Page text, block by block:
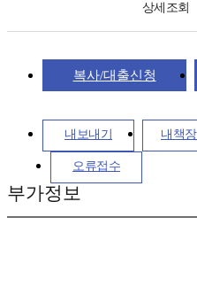
상세조회
복사/대출신청
내보내기 내책장
오류접수
부가정보